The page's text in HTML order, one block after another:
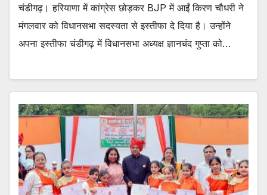
चंडीगढ़। हरियाणा में कांग्रेस छोड़कर BJP में आईं किरण चौधरी ने
मंगलवार को विधानसभा सदस्यता से इस्तीफा दे दिया है। उन्होंने
अपना इस्तीफा चंडीगढ़ में विधानसभा अध्यक्ष ज्ञानचंद गुप्ता को…